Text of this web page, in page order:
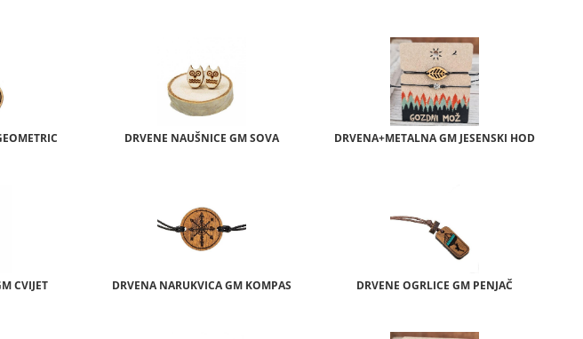
DRVENE NAUŠNICE GM SOVA DRVENA+METALNA GM JESENSKI HOD
CVIJET DRVENA NARUKVICA GM KOMPAS DRVENE OGRLICE GM PENJAČ